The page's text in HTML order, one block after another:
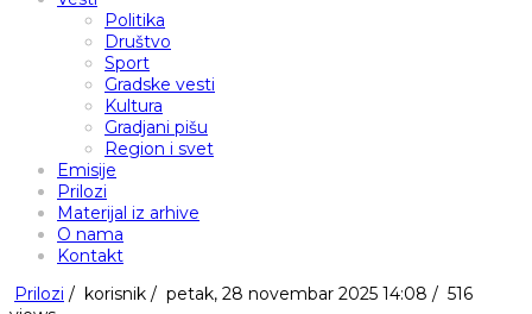
Politika
Društvo
Sport
Gradske vesti
Kultura
Gradjani pišu
Region i svet
Emisije
Prilozi
Materijal iz arhive
O nama
Kontakt
Prilozi / korisnik / petak, 28 novembar 2025 14:08 / 516